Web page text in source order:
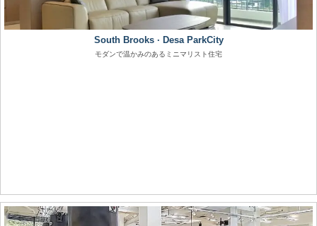
South Brooks · Desa ParkCity
モダンで温かみのあるミニマリスト住宅